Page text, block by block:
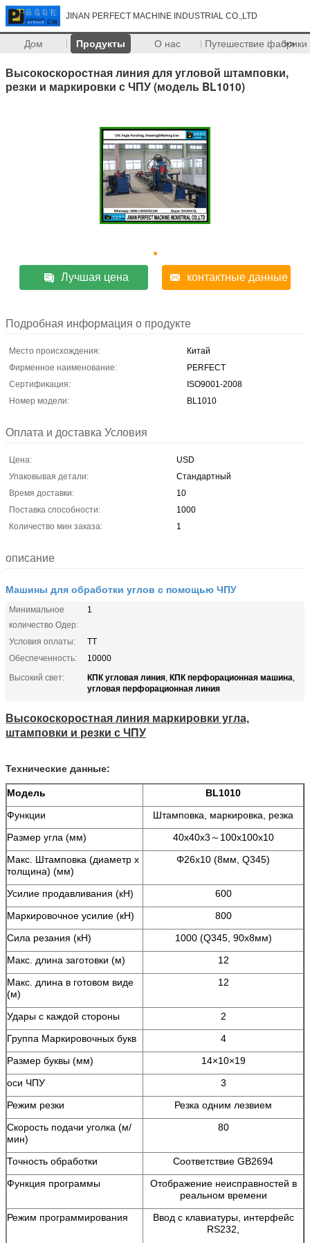
JINAN PERFECT MACHINE INDUSTRIAL CO.,LTD
Дом Продукты О нас Путешествие фабрики
>>
Высокоскоростная линия для угловой штамповки,
резки и маркировки с ЧПУ (модель BL1010)
Лучшая цена контактные данные
Подробная информация о продукте
Место происхождения:
Китай
Фирменное наименование:
PERFECT
Сертификация:
ISO9001-2008
Номер модели:
BL1010
Оплата и доставка Условия
Цена:
USD
Упаковывая детали:
Стандартный
Время доставки:
10
Поставка способности:
1000
Количество мин заказа:
1
описание
Машины для обработки углов с помощью ЧПУ
Минимальное
количество Одер:
1
Условия оплаты:
ТТ
Обеспеченность:
10000
Высокий свет:
КПК угловая линия, КПК перфорационная машина,
угловая перфорационная линия
Высокоскоростная линия маркировки угла,
штамповки и резки с ЧПУ
Технические данные:
Модель
BL1010
Функции
Штамповка, маркировка, резка
Размер угла (мм)
40х40х3～100х100х10
Макс. Штамповка (диаметр х
толщина) (мм)
Φ26х10 (8мм, Q345)
Усилие продавливания (кН)
600
Маркировочное усилие (кН)
800
Сила резания (кН)
1000 (Q345, 90х8мм)
Макс. длина заготовки (м)
12
Макс. длина в готовом виде
(м)
12
Удары с каждой стороны
2
Группа Маркировочных букв
4
Размер буквы (мм)
14×10×19
оси ЧПУ
3
Режим резки
Резка одним лезвием
Скорость подачи уголка (м/
мин)
80
Точность обработки
Соответствие GB2694
Функция программы
Отображение неисправностей в
реальном времени
Режим программирования
Ввод с клавиатуры, интерфейс
RS232,